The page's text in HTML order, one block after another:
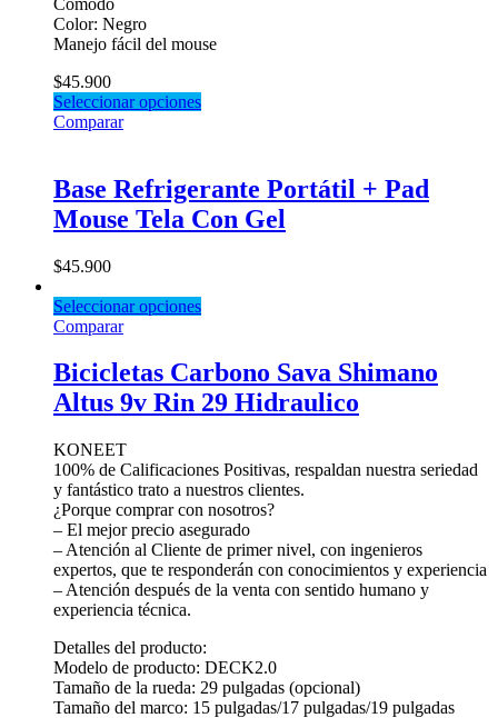
Color: Negro
Manejo fácil del mouse
$45.900
Seleccionar opciones
Comparar
Base Refrigerante Portátil + Pad
Mouse Tela Con Gel
$45.900
Seleccionar opciones
Comparar
Bicicletas Carbono Sava Shimano
Altus 9v Rin 29 Hidraulico
KONEET
100% de Calificaciones Positivas, respaldan nuestra seriedad
y fantástico trato a nuestros clientes.
¿Porque comprar con nosotros?
– El mejor precio asegurado
– Atención al Cliente de primer nivel, con ingenieros
expertos, que te responderán con conocimientos y experiencia
– Atención después de la venta con sentido humano y
experiencia técnica.
Detalles del producto:
Modelo de producto: DECK2.0
Tamaño de la rueda: 29 pulgadas (opcional)
Tamaño del marco: 15 pulgadas/17 pulgadas/19 pulgadas